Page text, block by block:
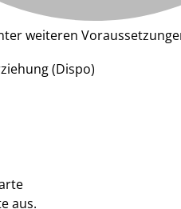
weiteren
(Dispo)
aus.